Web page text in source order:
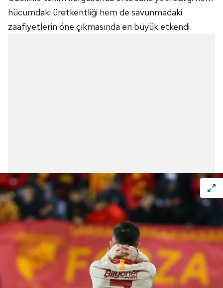
hücumdaki üretkentliği hem de savunmadaki
zaafiyetlerin öne çıkmasında en büyük etkendi.